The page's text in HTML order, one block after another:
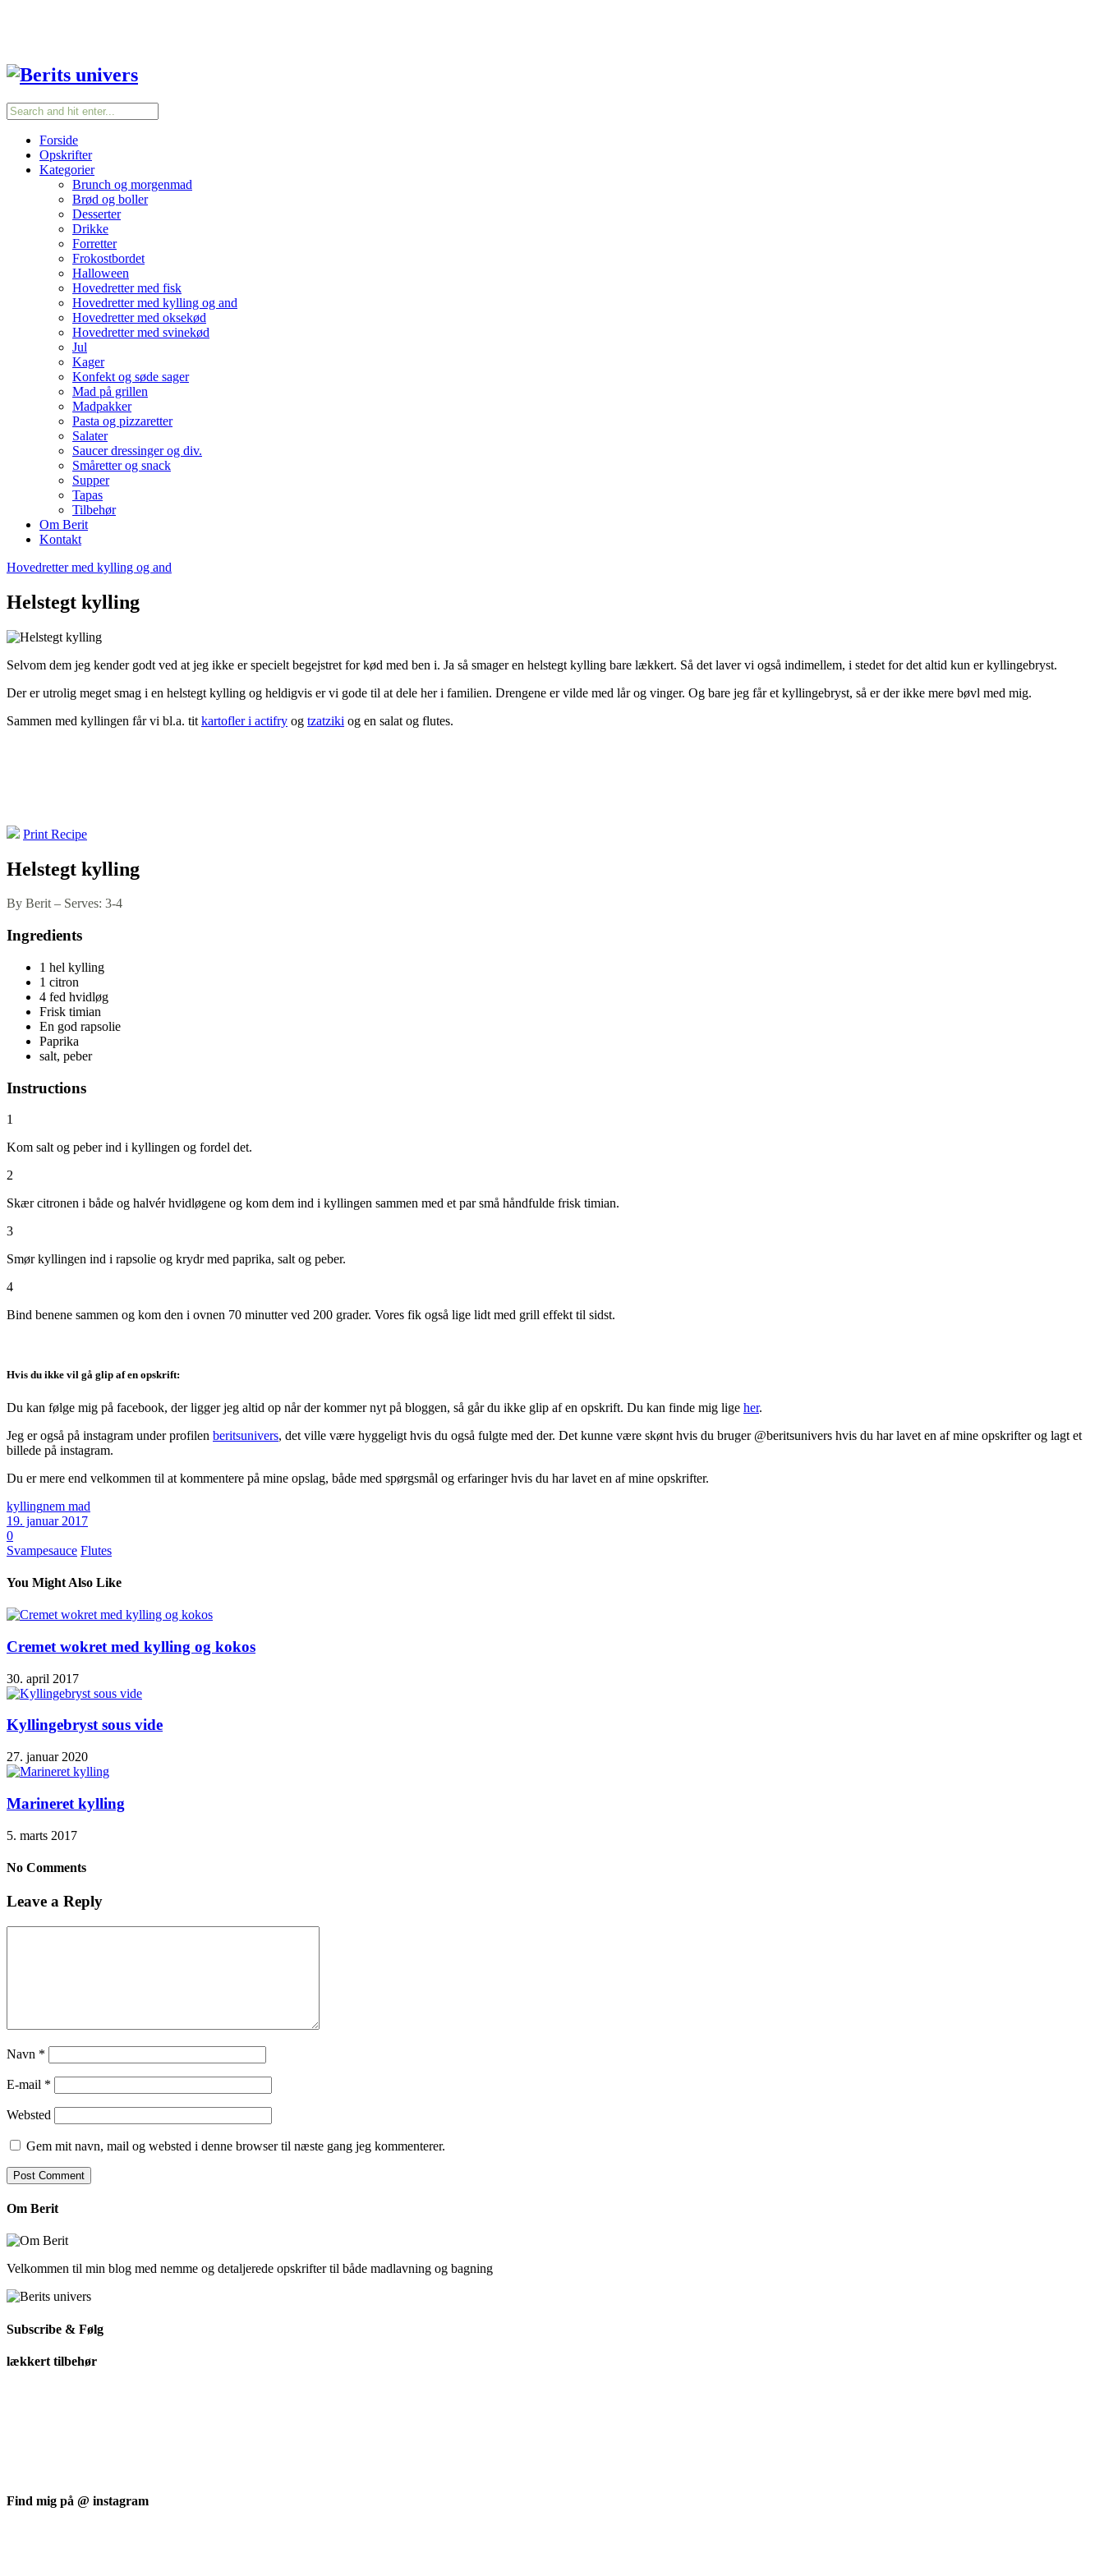
Forside
Opskrifter
Kategorier
Brunch og morgenmad
Brød og boller
Desserter
Drikke
Forretter
Frokostbordet
Halloween
Hovedretter med fisk
Hovedretter med kylling og and
Hovedretter med oksekød
Hovedretter med svinekød
Jul
Kager
Konfekt og søde sager
Mad på grillen
Madpakker
Pasta og pizzaretter
Salater
Saucer dressinger og div.
Småretter og snack
Supper
Tapas
Tilbehør
Om Berit
Kontakt
Hovedretter med kylling og and
Helstegt kylling
Selvom dem jeg kender godt ved at jeg ikke er specielt begejstret for kød med ben i. Ja så smager en helstegt kylling bare lækkert. Så det laver vi også indimellem, i stedet for det altid kun er kyllingebryst.
Der er utrolig meget smag i en helstegt kylling og heldigvis er vi gode til at dele her i familien. Drengene er vilde med lår og vinger. Og bare jeg får et kyllingebryst, så er der ikke mere bøvl med mig.
Sammen med kyllingen får vi bl.a. tit kartofler i actifry og tzatziki og en salat og flutes.
Print Recipe
Helstegt kylling
By Berit – Serves: 3-4
Ingredients
1 hel kylling
1 citron
4 fed hvidløg
Frisk timian
En god rapsolie
Paprika
salt, peber
Instructions
1
Kom salt og peber ind i kyllingen og fordel det.
2
Skær citronen i både og halvér hvidløgene og kom dem ind i kyllingen sammen med et par små håndfulde frisk timian.
3
Smør kyllingen ind i rapsolie og krydr med paprika, salt og peber.
4
Bind benene sammen og kom den i ovnen 70 minutter ved 200 grader. Vores fik også lige lidt med grill effekt til sidst.
Hvis du ikke vil gå glip af en opskrift:
Du kan følge mig på facebook, der ligger jeg altid op når der kommer nyt på bloggen, så går du ikke glip af en opskrift. Du kan finde mig lige her.
Jeg er også på instagram under profilen beritsunivers, det ville være hyggeligt hvis du også fulgte med der. Det kunne være skønt hvis du bruger @beritsunivers hvis du har lavet en af mine opskrifter og lagt et
billede på instagram.
Du er mere end velkommen til at kommentere på mine opslag, både med spørgsmål og erfaringer hvis du har lavet en af mine opskrifter.
kyllingnem mad
19. januar 2017
0
Svampesauce Flutes
You Might Also Like
Cremet wokret med kylling og kokos
30. april 2017
Kyllingebryst sous vide
27. januar 2020
Marineret kylling
5. marts 2017
No Comments
Leave a Reply
Navn *
E-mail *
Websted
Gem mit navn, mail og websted i denne browser til næste gang jeg kommenterer.
Om Berit
Velkommen til min blog med nemme og detaljerede opskrifter til både madlavning og bagning
Subscribe & Følg
lækkert tilbehør
Find mig på @ instagram